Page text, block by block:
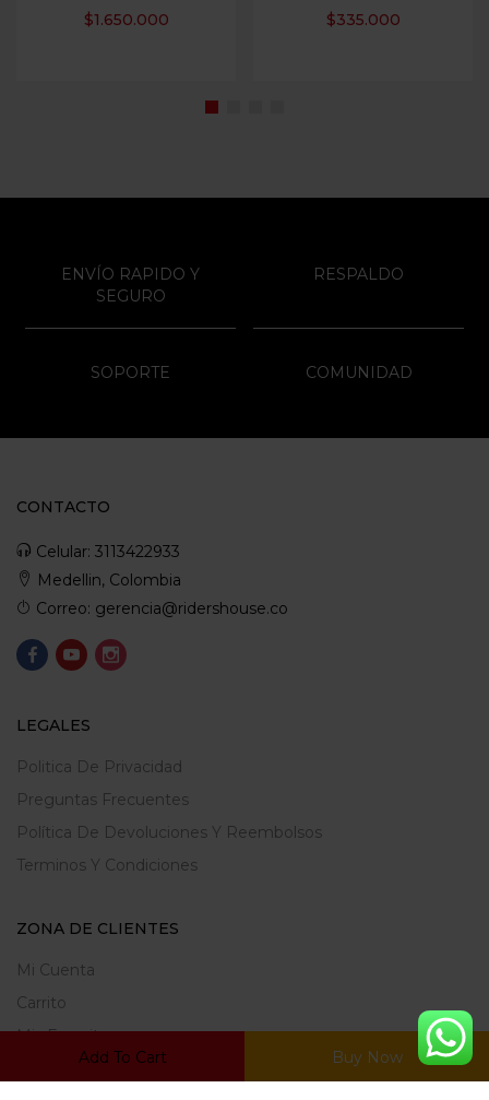
Add To Cart Buy Now
$1.650.000
$335.000
ENVÍO RAPIDO Y
SEGURO
RESPALDO
SOPORTE COMUNIDAD
CONTACTO
Celular: 3113422933
Medellin, Colombia
Correo: gerencia@ridershouse.co
LEGALES
Politica De Privacidad
Preguntas Frecuentes
Política De Devoluciones Y Reembolsos
Terminos Y Condiciones
ZONA DE CLIENTES
Mi Cuenta
Carrito
Mis Favoritos
Ratrear Pedido